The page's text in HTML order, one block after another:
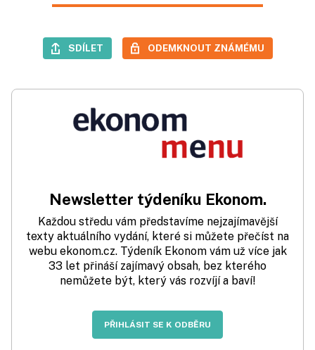
SDÍLET ODEMKNOUT ZNÁMÉMU
Newsletter týdeníku Ekonom.
Každou středu vám představíme nejzajímavější
texty aktuálního vydání, které si můžete přečíst na
webu ekonom.cz. Týdeník Ekonom vám už více jak
33 let přináší zajímavý obsah, bez kterého
nemůžete být, který vás rozvíjí a baví!
PŘIHLÁSIT SE K ODBĚRU